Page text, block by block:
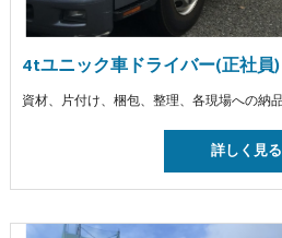
4tユニック車ドライバー(正社員)
詳しく見る